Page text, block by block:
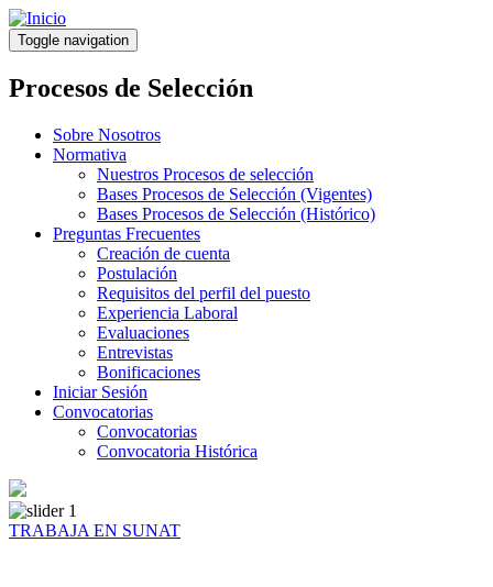
Pasar
al
contenido
principal
Toggle navigation
Procesos de Selección
Sobre Nosotros
Normativa
Nuestros Procesos de selección
Bases Procesos de Selección (Vigentes)
Bases Procesos de Selección (Histórico)
Preguntas Frecuentes
Creación de cuenta
Postulación
Requisitos del perfil del puesto
Experiencia Laboral
Evaluaciones
Entrevistas
Bonificaciones
Iniciar Sesión
Convocatorias
Convocatorias
Convocatoria Histórica
TRABAJA EN SUNAT